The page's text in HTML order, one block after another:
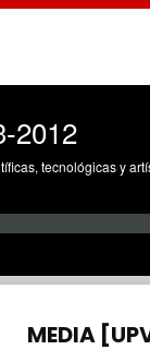
2012
tecnológicas y